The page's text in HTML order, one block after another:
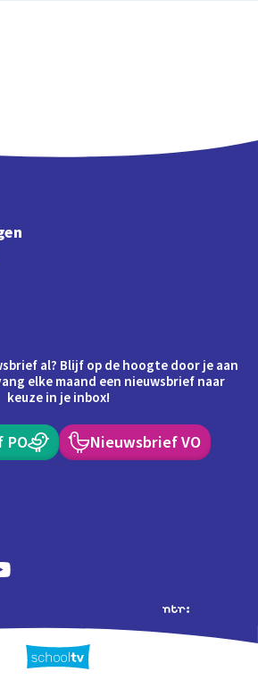
al? Blijf op de hoogte door je aan
elke maand een nieuwsbrief naar
keuze in je inbox!
PO Nieuwsbrief VO